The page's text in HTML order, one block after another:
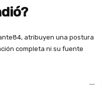
atribuyen una postura
completa ni su fuente